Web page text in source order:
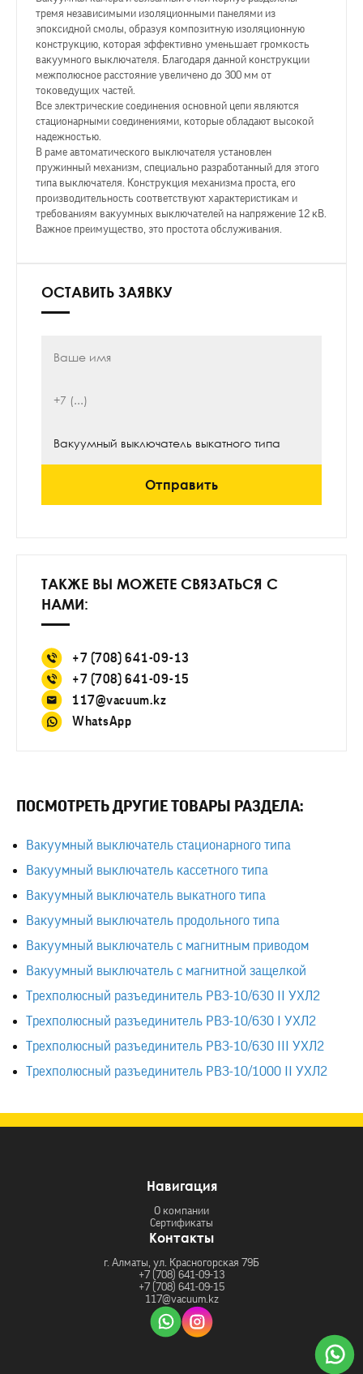
тремя независимыми изоляционными панелями из
эпоксидной смолы, образуя композитную изоляционную
конструкцию, которая эффективно уменьшает громкость
вакуумного выключателя. Благодаря данной конструкции
межполюсное расстояние увеличено до 300 мм от
токоведущих частей.
Все электрические соединения основной цепи являются
стационарными соединениями, которые обладают высокой
надежностью.
В раме автоматического выключателя установлен
пружинный механизм, специально разработанный для этого
типа выключателя. Конструкция механизма проста, его
производительность соответствуют характеристикам и
требованиям вакуумных выключателей на напряжение 12 кВ.
Важное преимущество, это простота обслуживания.
ОСТАВИТЬ ЗАЯВКУ
Отправить
ТАКЖЕ ВЫ МОЖЕТЕ СВЯЗАТЬСЯ С
НАМИ:
+7 (708) 641-09-13
+7 (708) 641-09-15
117@vacuum.kz
WhatsApp
ПОСМОТРЕТЬ ДРУГИЕ ТОВАРЫ РАЗДЕЛА:
Вакуумный выключатель стационарного типа
Вакуумный выключатель кассетного типа
Вакуумный выключатель выкатного типа
Вакуумный выключатель продольного типа
Вакуумный выключатель с магнитным приводом
Вакуумный выключатель с магнитной защелкой
Трехполюсный разъединитель РВЗ-10/630 II УХЛ2
Трехполюсный разъединитель РВЗ-10/630 I УХЛ2
Трехполюсный разъединитель РВЗ-10/630 III УХЛ2
Трехполюсный разъединитель РВЗ-10/1000 II УХЛ2
Навигация
О компании
Сертификаты
Контакты
г. Алматы, ул. Красногорская 79Б
+7 (708) 641-09-13
+7 (708) 641-09-15
117@vacuum.kz